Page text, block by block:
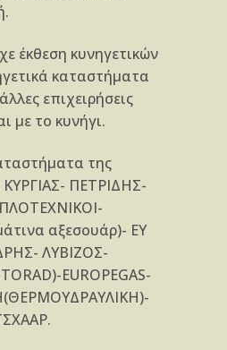
έκθεση κυνηγετικών
καταστήματα
επιχειρήσεις
με το κυνήγι.
της
ΚΥΡΓΙΑΣ- ΠΕΤΡΙΔΗΣ-
αξεσουάρ)- ΕΥ
ΛΥΒΙΖΟΣ-
EUROPEGAS-